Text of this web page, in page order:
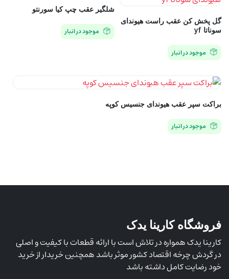
گل پخش کن عقب راست هیوندای
سوناتا yf
موجود در انبار
شلگیر عقب چپ کیا سورنتو
موجود در انبار
براکت سپر عقب هیوندای جنسیس کوپه
موجود در انبار
فروشگاه کارینا یدک
کارینا یدک همواره در تلاش است با ارائه قطعات با کیفیت و اصلی
در گردش چرخه اقتصاد کشور موثر باشد همچنین خریدار از خرید
خود رضایت کامل داشته باشد